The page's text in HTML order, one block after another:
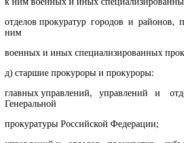
отделов прокуратур городов и районов,
ним
военных и иных специализированных
д) старшие прокуроры и прокуроры:
главных управлений, управлений и
Генеральной
прокуратуры Российской Федерации;